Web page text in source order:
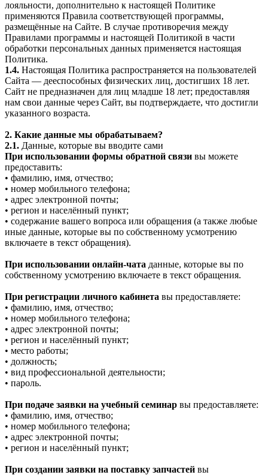
лояльности, дополнительно к настоящей Политике
применяются Правила соответствующей программы,
размещённые на Сайте. В случае противоречия между
Правилами программы и настоящей Политикой в части
обработки персональных данных применяется настоящая
Политика.
1.4. Настоящая Политика распространяется на пользователей
Сайта — дееспособных физических лиц, достигших 18 лет.
Сайт не предназначен для лиц младше 18 лет; предоставляя
нам свои данные через Сайт, вы подтверждаете, что достигли
указанного возраста.
2. Какие данные мы обрабатываем?
2.1. Данные, которые вы вводите сами
При использовании формы обратной связи вы можете
предоставить:
• фамилию, имя, отчество;
• номер мобильного телефона;
• адрес электронной почты;
• регион и населённый пункт;
• содержание вашего вопроса или обращения (а также любые
иные данные, которые вы по собственному усмотрению
включаете в текст обращения).
При использовании онлайн-чата данные, которые вы по
собственному усмотрению включаете в текст обращения.
При регистрации личного кабинета вы предоставляете:
• фамилию, имя, отчество;
• номер мобильного телефона;
• адрес электронной почты;
• регион и населённый пункт;
• место работы;
• должность;
• вид профессиональной деятельности;
• пароль.
При подаче заявки на учебный семинар вы предоставляете:
• фамилию, имя, отчество;
• номер мобильного телефона;
• адрес электронной почты;
• регион и населённый пункт;
При создании заявки на поставку запчастей вы